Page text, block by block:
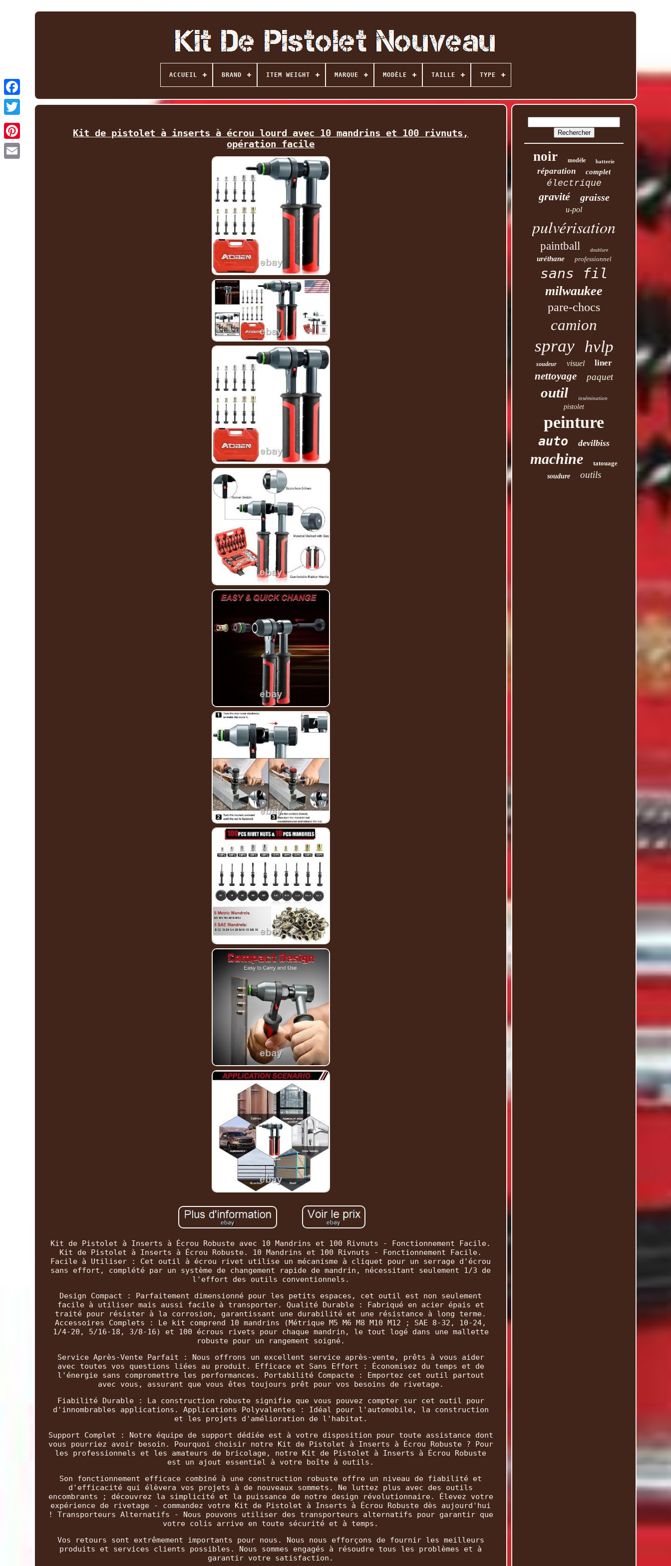
Facebook
Twitter
ACCUEIL BRAND ITEM WEIGHT MARQUE MODÈLE TAILLE TYPE
Kit de pistolet à inserts à écrou lourd avec 10 mandrins et 100 rivnuts,
opération facile
Kit de Pistolet à Inserts à Écrou Robuste avec 10 Mandrins et 100 Rivnuts - Fonctionnement Facile.
Kit de Pistolet à Inserts à Écrou Robuste. 10 Mandrins et 100 Rivnuts - Fonctionnement Facile.
Facile à Utiliser : Cet outil à écrou rivet utilise un mécanisme à cliquet pour un serrage d'écrou
sans effort, complété par un système de changement rapide de mandrin, nécessitant seulement 1/3 de
l'effort des outils conventionnels.
Design Compact : Parfaitement dimensionné pour les petits espaces, cet outil est non seulement
facile à utiliser mais aussi facile à transporter. Qualité Durable : Fabriqué en acier épais et
traité pour résister à la corrosion, garantissant une durabilité et une résistance à long terme.
Accessoires Complets : Le kit comprend 10 mandrins (Métrique M5 M6 M8 M10 M12 ; SAE 8-32, 10-24,
1/4-20, 5/16-18, 3/8-16) et 100 écrous rivets pour chaque mandrin, le tout logé dans une mallette
robuste pour un rangement soigné.
Service Après-Vente Parfait : Nous offrons un excellent service après-vente, prêts à vous aider
avec toutes vos questions liées au produit. Efficace et Sans Effort : Économisez du temps et de
l'énergie sans compromettre les performances. Portabilité Compacte : Emportez cet outil partout
avec vous, assurant que vous êtes toujours prêt pour vos besoins de rivetage.
Fiabilité Durable : La construction robuste signifie que vous pouvez compter sur cet outil pour
d'innombrables applications. Applications Polyvalentes : Idéal pour l'automobile, la construction
et les projets d'amélioration de l'habitat.
Support Complet : Notre équipe de support dédiée est à votre disposition pour toute assistance dont
vous pourriez avoir besoin. Pourquoi choisir notre Kit de Pistolet à Inserts à Écrou Robuste ? Pour
les professionnels et les amateurs de bricolage, notre Kit de Pistolet à Inserts à Écrou Robuste
est un ajout essentiel à votre boîte à outils.
Son fonctionnement efficace combiné à une construction robuste offre un niveau de fiabilité et
d'efficacité qui élèvera vos projets à de nouveaux sommets. Ne luttez plus avec des outils
encombrants ; découvrez la simplicité et la puissance de notre design révolutionnaire. Élevez votre
expérience de rivetage - commandez votre Kit de Pistolet à Inserts à Écrou Robuste dès aujourd'hui
! Transporteurs Alternatifs - Nous pouvons utiliser des transporteurs alternatifs pour garantir que
votre colis arrive en toute sécurité et à temps.
Vos retours sont extrêmement importants pour nous. Nous nous efforçons de fournir les meilleurs
produits et services clients possibles. Nous sommes engagés à résoudre tous les problèmes et à
garantir votre satisfaction.
noir modèle batterie
réparation complet
électrique
gravité graisse
u-pol
pulvérisation
paintball doublure
uréthane professionnel
sans fil
milwaukee
pare-chocs
camion
spray hvlp
soudeur visuel liner
nettoyage paquet
outil insémination
pistolet
peinture
auto devilbiss
machine
tatouage
soudure
outils